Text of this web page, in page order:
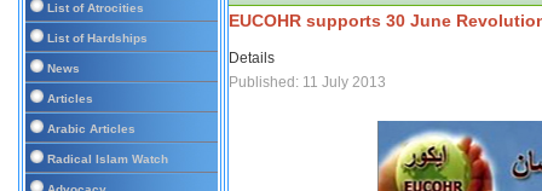
List of Atrocities
List of Hardships
News
Articles
Arabic Articles
Radical Islam Watch
EUCOHR supports 30 June
Details
Published: 11 July 2013